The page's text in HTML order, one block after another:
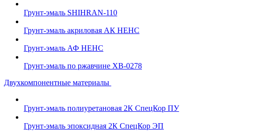
Грунт-эмаль SHIHRAN-110
Грунт-эмаль акриловая АК НЕНС
Грунт-эмаль АФ НЕНС
Грунт-эмаль по ржавчине ХВ-0278
Двухкомпонентные материалы
Грунт-эмаль полиуретановая 2К СпецКор ПУ
Грунт-эмаль эпоксидная 2К СпецКор ЭП